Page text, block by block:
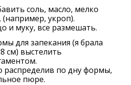
соль, масло, мелко
укроп).
и муку, все размешать.
для запекания (я брала
см) выстелить
распределив по дну формы,
пюре.